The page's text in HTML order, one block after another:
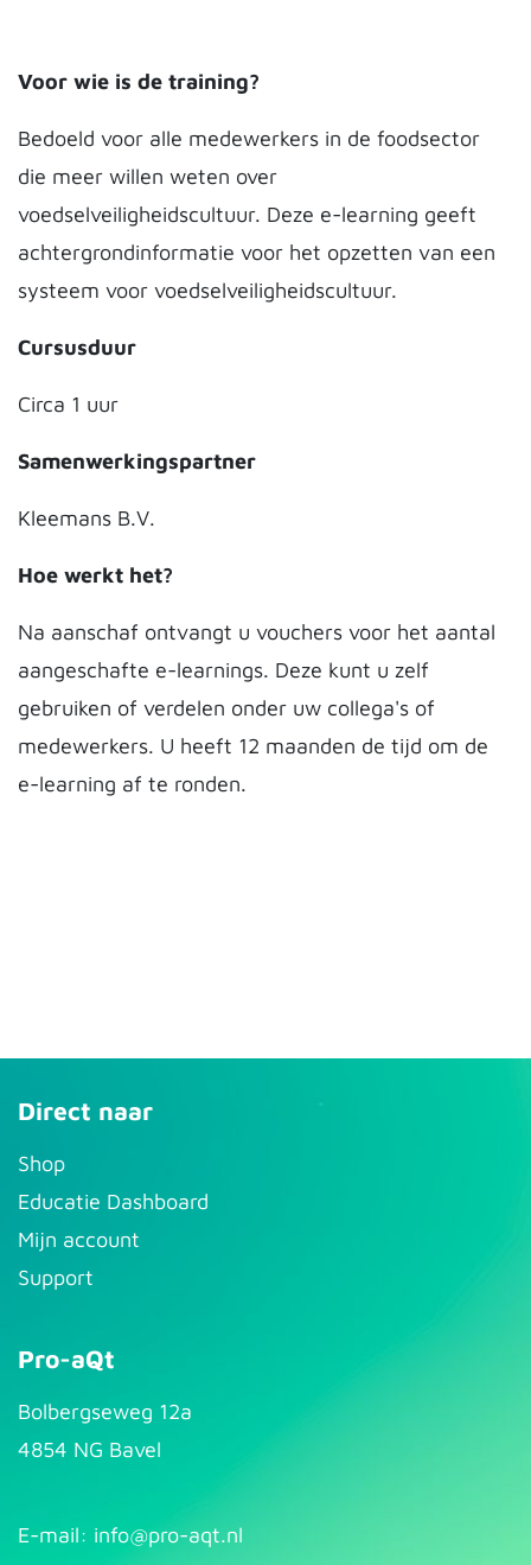
Voor wie is de training?
Bedoeld voor alle medewerkers in de foodsector
die meer willen weten over
voedselveiligheidscultuur. Deze e-learning geeft
achtergrondinformatie voor het opzetten van een
systeem voor voedselveiligheidscultuur.
Cursusduur
Circa 1 uur
Samenwerkingspartner
Kleemans B.V.
Hoe werkt het?
Na aanschaf ontvangt u vouchers voor het aantal
aangeschafte e-learnings. Deze kunt u zelf
gebruiken of verdelen onder uw collega's of
medewerkers. U heeft 12 maanden de tijd om de
e-learning af te ronden.
Direct naar
S​hop
Educatie Dashboard
Mijn account
Support
Pro-aQt
Bolbergseweg 12a
4854 NG Bavel
E-mail: info@pr​o-aqt.nl